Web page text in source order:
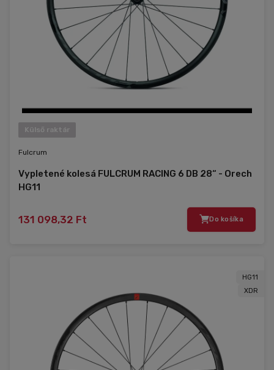
Külső raktár
Fulcrum
Vypletené kolesá FULCRUM RACING 6 DB 28“ - Orech
HG11
131 098,32 Ft Do košíka
HG11
XDR